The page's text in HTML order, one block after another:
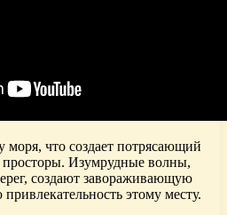
моря, что создает потрясающий
Изумрудные волны,
создают завораживающую
этому месту.